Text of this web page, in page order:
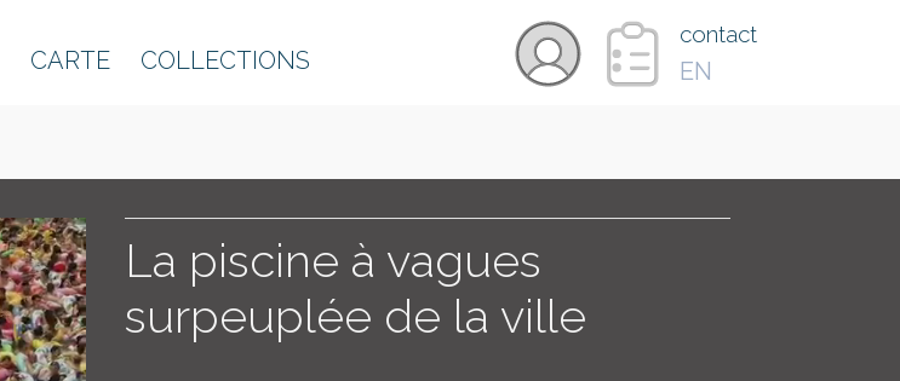
CARTE COLLECTIONS
contact
EN
La piscine à vagues
surpeuplée de la ville